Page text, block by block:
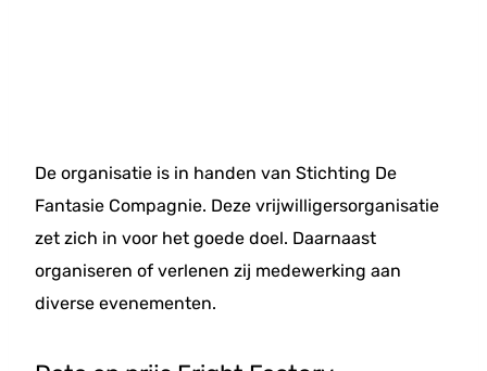
De organisatie is in handen van Stichting De
Fantasie Compagnie. Deze vrijwilligersorganisatie
zet zich in voor het goede doel. Daarnaast
organiseren of verlenen zij medewerking aan
diverse evenementen.